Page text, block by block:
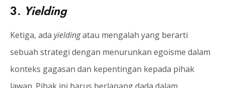
3. Yielding
Ketiga, ada yieldingatau mengalah yang berarti
sebuah strategi dengan menurunkan egoisme dalam
konteks gagasan dan kepentingan kepada pihak